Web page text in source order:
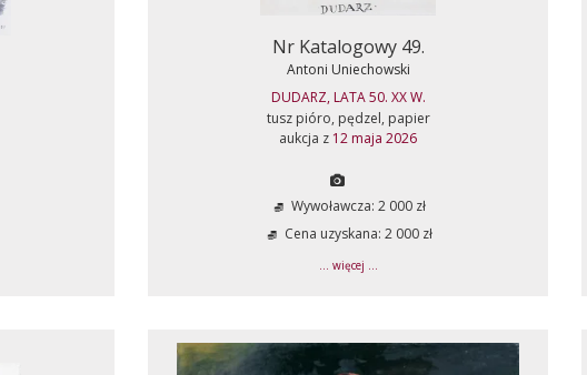
Nr Katalogowy 49.
Antoni Uniechowski
DUDARZ, LATA 50. XX W.
tusz pióro, pędzel, papier
aukcja z 12 maja 2026
Wywoławcza: 2 000 zł
Cena uzyskana: 2 000 zł
... więcej ...